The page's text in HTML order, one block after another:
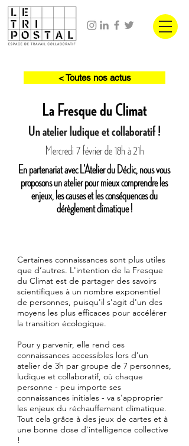
< Toutes nos actus
La Fresque du Climat
Un atelier ludique et collaboratif !
Mercredi 7 février de 18h à 21h
En partenariat avec L'Atelier du Déclic, nous vous
proposons un atelier pour mieux comprendre les
enjeux, les causes et les conséquences du
dérèglement climatique !
Certaines connaissances sont plus utiles
que d’autres. L'intention de la Fresque
du Climat est de partager des savoirs
scientifiques à un nombre exponentiel
de personnes, puisqu'il s'agit d'un des
moyens les plus efficaces pour accélérer
la transition écologique.
Pour y parvenir, elle rend ces
connaissances accessibles lors d'un
atelier de 3h par groupe de 7 personnes,
ludique et collaboratif, où chaque
personne - peu importe ses
connaissances initiales - va s'approprier
les enjeux du réchauffement climatique.
Tout cela grâce à des jeux de cartes et à
une bonne dose d'intelligence collective
!